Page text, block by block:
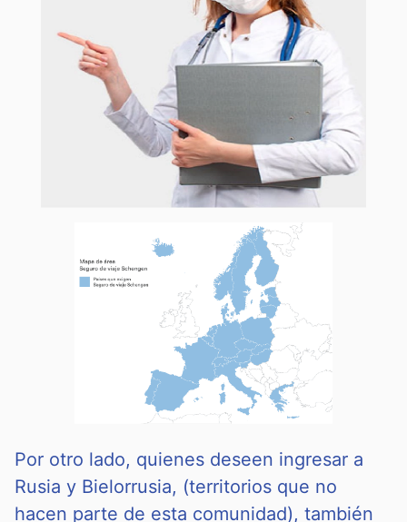
Por otro lado, quienes deseen ingresar a
Rusia y Bielorrusia, (territorios que no
hacen parte de esta comunidad), también